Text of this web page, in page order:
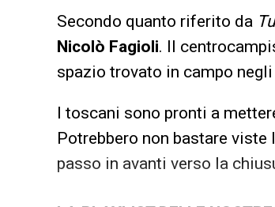
Secondo quanto riferito da
Nicolò Fagioli. Il
spazio trovato in campo
I toscani sono pronti a
Potrebbero non bastare
passo in avanti verso la